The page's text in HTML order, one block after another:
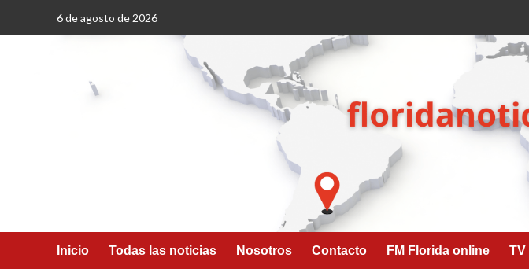
6 de agosto de 2026
Inicio Todas las noticias Nosotros Contacto FM Florida online TV